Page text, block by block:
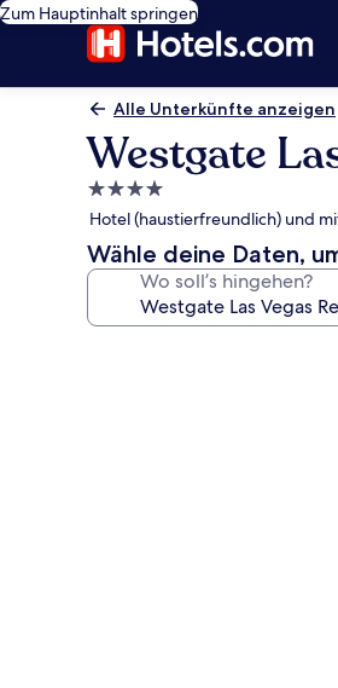
Zum Hauptinhalt springen
Alle Unterkünfte anzeigen
Westgate
4.0-
Sterne-
Unterkunft
Hotel (haustierfreundlich) und
Wähle deine Daten,
Wo soll’s hingehen?